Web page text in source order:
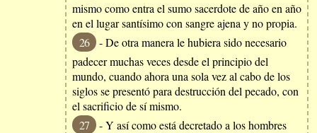
mismo como entra el sumo sacerdote de año en año
en el lugar santísimo con sangre ajena y no propia.
26
- De otra manera le hubiera sido necesario
padecer muchas veces desde el principio del
mundo, cuando ahora una sola vez al cabo de los
siglos se presentó para destrucción del pecado, con
el sacrificio de sí mismo.
27
- Y así como está decretado a los hombres